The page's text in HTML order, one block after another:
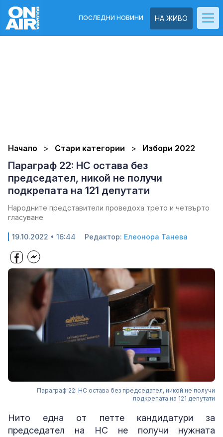
НА ЖИВО
ПОСЛЕДНИ НОВИНИ
Начало Стари категории Избори 2022
Параграф 22: НС остава без
председател, никой не получи
подкрепата на 121 депутати
Народните представители проведоха трето и четвърто
гласуване
19.10.2022 • 16:44 Редактор: Елеонора Танева
Параграф 22: НС остава без председател, никой не получи
подкрепата на 121 депутати
Нито една от петте кандидатури за
председател на НС не получи нужната